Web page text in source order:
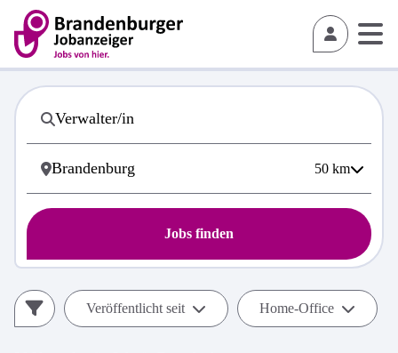
50 km
Jobs finden
Veröffentlicht seit Home-Office